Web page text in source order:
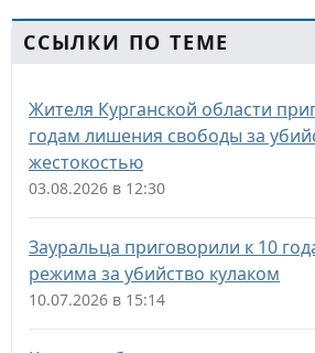
ССЫЛКИ ПО ТЕМЕ
Жителя Курганской области
годам лишения свободы за
жестокостью
03.08.2026 в 12:30
Зауральца приговорили к 10
режима за убийство кулаком
10.07.2026 в 15:14